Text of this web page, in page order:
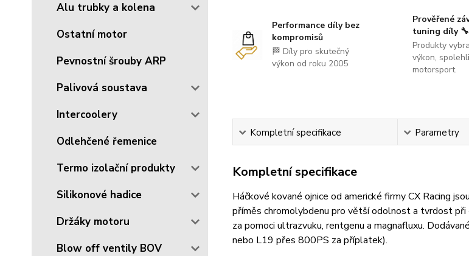
Alu trubky a kolena
Ostatní motor
Pevnostní šrouby ARP
Palivová soustava
Intercoolery
Odlehčené řemenice
Termo izolační produkty
Silikonové hadice
Držáky motoru
Blow off ventily BOV
Performance díly bez
kompromisů
🏁 Díly pro skutečný
výkon od roku 2005
Prověřené
tuning díly 🔧
Produkty
výkon,
motorsport.
Kompletní specifikace Parametry
Kompletní specifikace
Háčkové kované ojnice od americké firmy CX Racing
příměs chromolybdenu pro větší odolnost a tvrdost při
za pomoci ultrazvuku, rentgenu a magnafluxu.
nebo L19 přes 800PS za příplatek).